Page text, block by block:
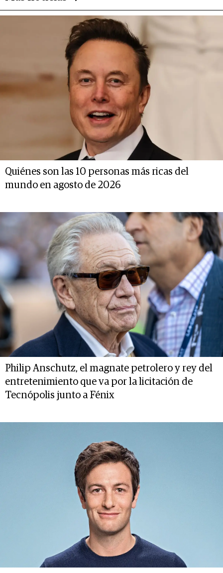
Quiénes son las 10 personas más ricas del
mundo en agosto de 2026
Philip Anschutz, el magnate petrolero y rey del
entretenimiento que va por la licitación de
Tecnópolis junto a Fénix